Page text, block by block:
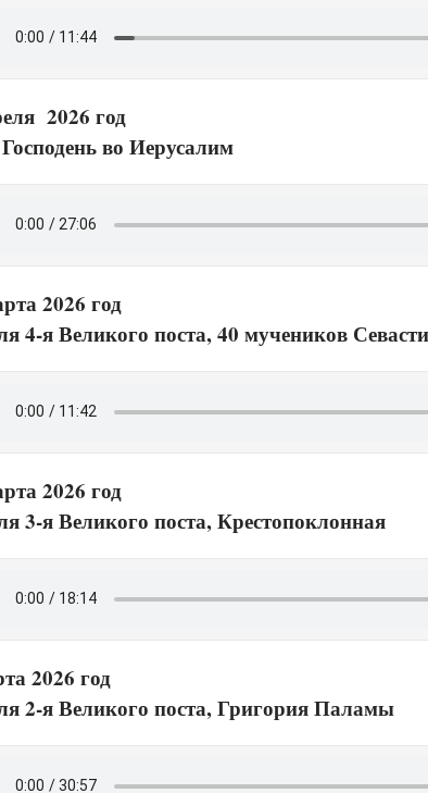
2026 год
во Иерусалим
2026 год
4-я Великого поста, 40 мучеников
2026 год
3-я Великого поста, Крестопоклонная
2026 год
2-я Великого поста, Григория Паламы